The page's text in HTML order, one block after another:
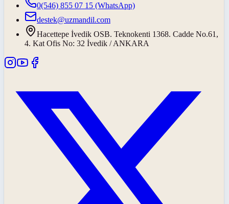
0(546) 855 07 15 (WhatsApp)
destek@uzmandil.com
Hacettepe İvedik OSB. Teknokenti 1368. Cadde No.61,
4. Kat Ofis No: 32 İvedik / ANKARA